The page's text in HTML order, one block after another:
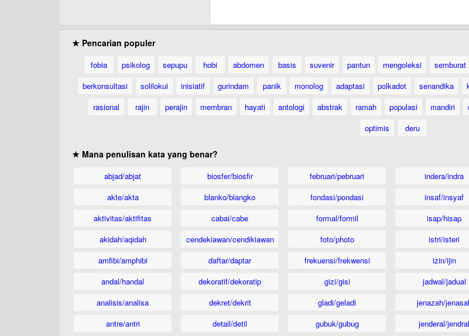
★ Pencarian populer
fobia psikolog sepupu hobi abdomen basis suvenir pantun mengoleksi semburat
berkonsultasi
solilokui inisiatif gurindam panik monolog adaptasi polkadot senandika
rasional
rajin perajin membran hayati antologi abstrak ramah populasi mandiri
optimis
deru
★ Mana penulisan kata yang benar?
abjad/abjat
akte/akta
aktivitas/aktifitas
akidah/aqidah
amfibi/amphibi
andal/handal
analisis/analisa
antre/antri
biosfer/biosfir
blanko/blangko
cabai/cabe
cendekiawan/cendikiawan
daftar/daptar
dekoratif/dekoratip
dekret/dekrit
detail/detil
februari/pebruari
fondasi/pondasi
formal/formil
foto/photo
frekuensi/frekwensi
gizi/gisi
gladi/geladi
gubuk/gubug
indera/indra
insaf/insyaf
isap/hisap
istri/isteri
izin/ijin
jadwal/jadual
jenazah/
jenderal/jendral